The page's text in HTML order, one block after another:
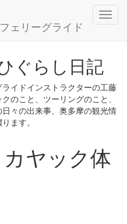
ェリーグライド
ぐらし日記
イドインストラクターの工藤
のこと、ツーリングのこと、
々の出来事、奥多摩の観光情
ます。
ヤック体